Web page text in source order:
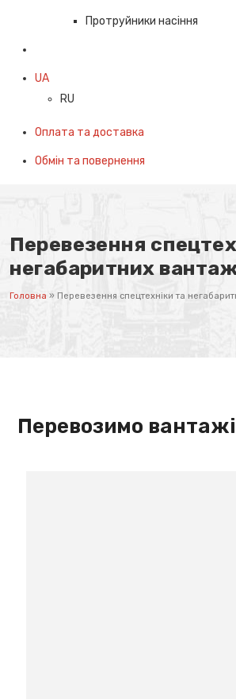
Протруйники насіння
UA
RU
Оплата та доставка
Обмін та повернення
Перевезення
негабаритних
Головна » Перевезення спецтехніки та
Перевозимо